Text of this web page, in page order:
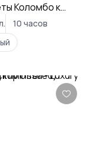
Коломбо к
Будды и
древней
10 часов